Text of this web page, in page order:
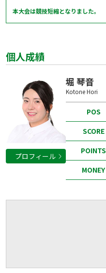
本大会は競技短縮となりました。
個人成績
プロフィール
堀 琴音
Kotone Hori
POS
SCORE
POINTS
MONEY